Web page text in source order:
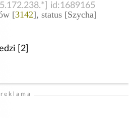
id:1689165
[3142], status [Szycha]
[2]
reklama